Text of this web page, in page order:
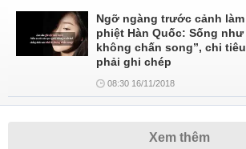
Ngỡ ngàng trước cảnh
phiệt Hàn Quốc: Sống
không chấn song”, chi
phải ghi chép
08:30 16/11/2018
Xem thêm